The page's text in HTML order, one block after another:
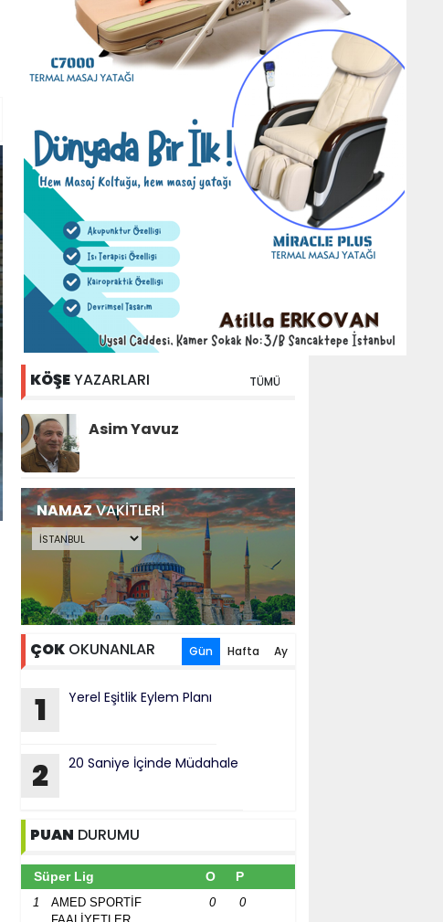
KÖŞEYAZARLARI TÜMÜ
Asim Yavuz
NAMAZVAKİTLERİ
ÇOK OKUNANLAR Gün Hafta Ay
1 Yerel Eşitlik Eylem Planı
2 20 Saniye İçinde Müdahale
PUAN DURUMU
Süper Lig O P
1
AMED SPORTİF
0 0